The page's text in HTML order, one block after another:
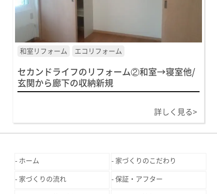
和室リフォーム エコリフォーム
セカンドライフのリフォーム②和室→寝室他/
玄関から廊下の収納新規
詳しく見る>
ホーム 家づくりのこだわり
家づくりの流れ 保証・アフター